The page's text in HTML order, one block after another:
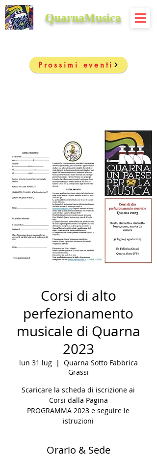
QuarnaMusica
Prossimi eventi
Corsi di alto
perfezionamento
musicale di Quarna
2023
lun 31 lug
  |
Quarna Sotto Fabbrica
Grassi
Scaricare la scheda di iscrizione ai
Corsi dalla Pagina
PROGRAMMA 2023 e seguire le
istruzioni
Orario & Sede